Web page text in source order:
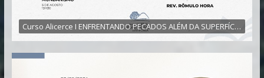
Curso Alicerce I ENFRENTANDO PECADOS ALÉM DA SUPERFÍCIE I "Mundanismo"